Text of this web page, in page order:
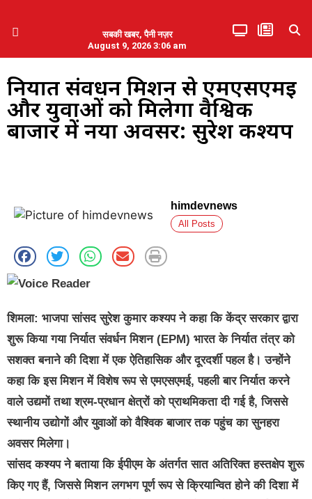
सबकी खबर, पैनी नज़र
August 9, 2026 3:06 am
निर्यात संवर्धन मिशन से एमएसएमई
और युवाओं को मिलेगा वैश्विक
बाजार में नया अवसर: सुरेश कश्यप
himdevnews
All Posts
शिमला: भाजपा सांसद सुरेश कुमार कश्यप ने कहा कि केंद्र सरकार द्वारा
शुरू किया गया निर्यात संवर्धन मिशन (EPM) भारत के निर्यात तंत्र को
सशक्त बनाने की दिशा में एक ऐतिहासिक और दूरदर्शी पहल है। उन्होंने
कहा कि इस मिशन में विशेष रूप से एमएसएमई, पहली बार निर्यात करने
वाले उद्यमों तथा श्रम-प्रधान क्षेत्रों को प्राथमिकता दी गई है, जिससे
स्थानीय उद्योगों और युवाओं को वैश्विक बाजार तक पहुंच का सुनहरा
अवसर मिलेगा।
सांसद कश्यप ने बताया कि ईपीएम के अंतर्गत सात अतिरिक्त हस्तक्षेप शुरू
किए गए हैं, जिससे मिशन लगभग पूर्ण रूप से क्रियान्वित होने की दिशा में